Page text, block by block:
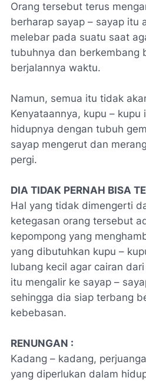
Orang tersebut terus
berharap sayap – sayap itu
melebar pada suatu saat
tubuhnya dan berkembang
berjalannya waktu.
Namun, semua itu tidak
Kenyataannya, kupu –
hidupnya dengan tubuh
sayap mengerut dan
pergi.
DIA TIDAK PERNAH BISA
Hal yang tidak dimengerti
ketegasan orang tersebut
kepompong yang
yang dibutuhkan kupu –
lubang kecil agar cairan
itu mengalir ke sayap –
sehingga dia siap terbang
kebebasan.
RENUNGAN :
Kadang – kadang,
yang diperlukan dalam